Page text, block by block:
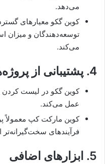
می‌دهد.
کوین گکو معیارهای
توسعه‌دهندگان و میزان
می‌کند.
4. پشتیبانی از پروژه‌های جدید
کوین گکو در لیست کردن
عمل می‌کند.
کوین مارکت کپ معمولاً
فرآیندهای
5. ابزارهای اضافی